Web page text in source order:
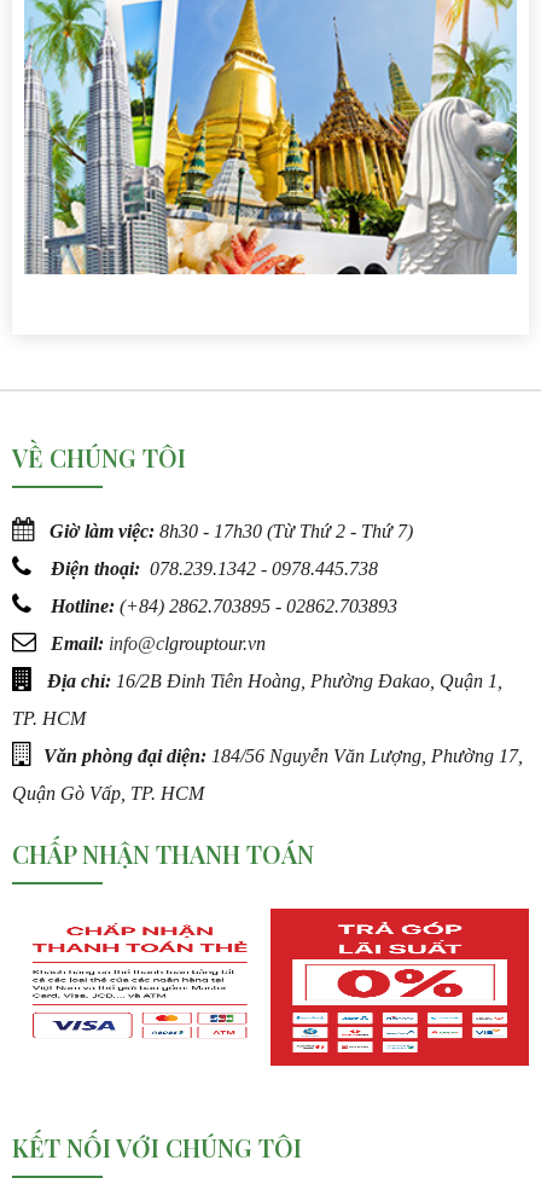
VỀ CHÚNG TÔI
Giờ làm việc: 8h30 - 17h30 (Từ Thứ 2 - Thứ 7)
Điện thoại: 078.239.1342 - 0978.445.738
Hotline: (+84) 2862.703895 - 02862.703893
Email: info@clgrouptour.vn
Địa chỉ: 16/2B Đinh Tiên Hoàng, Phường Đakao, Quận 1,
TP. HCM
Văn phòng đại diện: 184/56 Nguyễn Văn Lượng, Phường 17,
Quận Gò Vấp, TP. HCM
CHẤP NHẬN THANH TOÁN
KẾT NỐI VỚI CHÚNG TÔI